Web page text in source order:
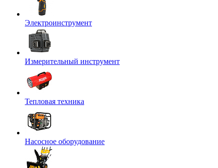
Электроинструмент
Измерительный инструмент
Тепловая техника
Насосное оборудование